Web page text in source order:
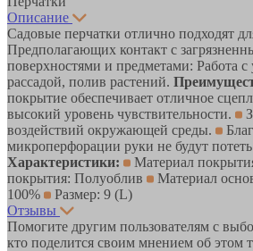
Описание
Садовые перчатки отлично подходят
Предполагающих контакт с
поверхностями и предметами: Работа
рассадой, полив растений.
покрытие обеспечивает отличное
высокий уровень чувствительности.
воздействий окружающей среды.
микроперфорации руки не будут
Характеристики:
Материал
покрытия: Полуоблив
Материал
100%
Размер: 9 (L)
Отзывы
Помогите другим пользователям с
кто поделится своим мнением об этом